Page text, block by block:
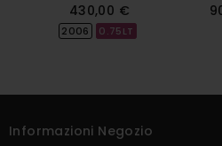
Prezzo
430,00 €
2006 0.75LT
Informazioni Negozio